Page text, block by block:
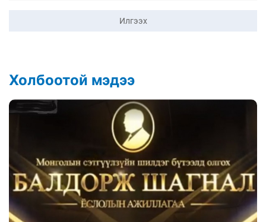
Илгээх
Холбоотой мэдээ